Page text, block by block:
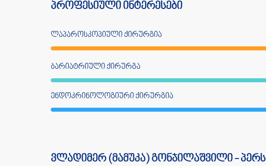
პროფესიული ინტერესები
ლაპაროსკოპიული ქირურგია
ბარიატრიული ქირურგა
ენდოკრინოლოგიური ქირურგია
ვლადიმერ (მამუკა) გონჯილაშვილი -